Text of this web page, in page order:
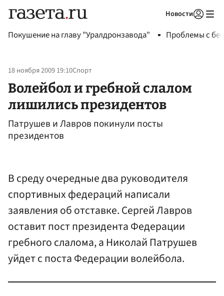
Новости
Покушение на главу "Уралдронзавода" Проблемы с
18 ноября 2009 19:10Спорт
Волейбол и гребной слалом
лишились президентов
Патрушев и Лавров покинули посты
президентов
В среду очередные два руководителя
спортивных федераций написали
заявления об отставке. Сергей Лавров
оставит пост президента Федерации
гребного слалома, а Николай Патрушев
уйдет с поста Федерации волейбола.